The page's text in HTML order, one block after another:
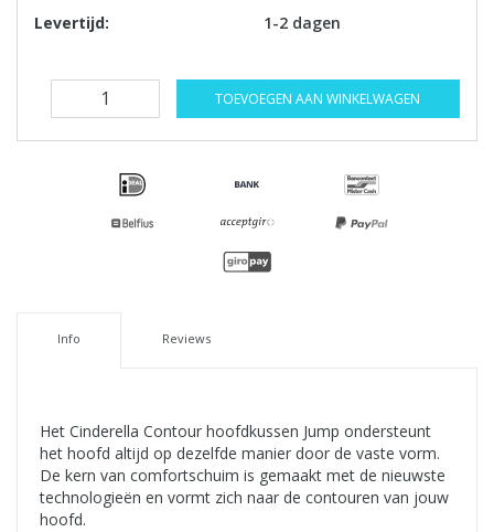
Levertijd: 1-2 dagen
TOEVOEGEN AAN WINKELWAGEN
Info Reviews
Het Cinderella Contour hoofdkussen Jump ondersteunt
het hoofd altijd op dezelfde manier door de vaste vorm.
De kern van comfortschuim is gemaakt met de nieuwste
technologieën en vormt zich naar de contouren van jouw
hoofd.